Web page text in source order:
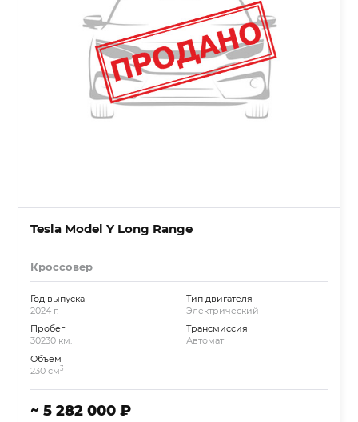
Tesla Model Y Long Range
Кроссовер
Год выпуска
2024 г.
Пробег
30230 км.
Объём
230 см3
Тип двигателя
Электрический
Трансмиссия
Автомат
~ 5 282 000 ₽